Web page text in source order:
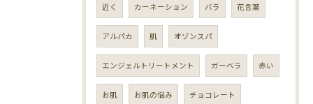
近く カーネーション バラ 花言葉
アルパカ 肌 オゾンスパ
エンジェルトリートメント ガーベラ 赤い
お肌 お肌の悩み チョコレート